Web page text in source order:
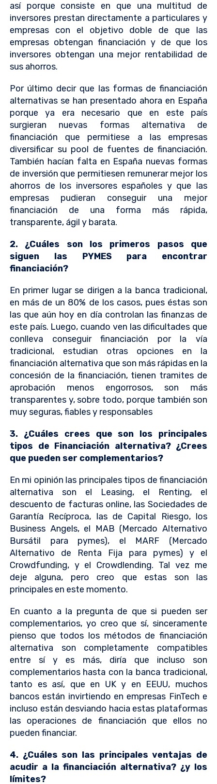
así porque consiste en que una multitud de
inversores prestan directamente a particulares y
empresas con el objetivo doble de que las
empresas obtengan financiación y de que los
inversores obtengan una mejor rentabilidad de
sus ahorros.
Por último decir que las formas de financiación
alternativas se han presentado ahora en España
porque ya era necesario que en este país
surgieran nuevas formas alternativa de
financiación que permitiese a las empresas
diversificar su pool de fuentes de financiación.
También hacían falta en España nuevas formas
de inversión que permitiesen remunerar mejor los
ahorros de los inversores españoles y que las
empresas pudieran conseguir una mejor
financiación de una forma más rápida,
transparente, ágil y barata.
2. ¿Cuáles son los primeros pasos que
siguen las PYMES para encontrar
financiación?
En primer lugar se dirigen a la banca tradicional,
en más de un 80% de los casos, pues éstas son
las que aún hoy en día controlan las finanzas de
este país. Luego, cuando ven las dificultades que
conlleva conseguir financiación por la vía
tradicional, estudian otras opciones en la
financiación alternativa que son más rápidas en la
concesión de la financiación, tienen tramites de
aprobación menos engorrosos, son más
transparentes y, sobre todo, porque también son
muy seguras, fiables y responsables
3. ¿Cuáles crees que son los principales
tipos de Financiación alternativa? ¿Crees
que pueden ser complementarios?
En mi opinión las principales tipos de financiación
alternativa son el Leasing, el Renting, el
descuento de facturas online, las Sociedades de
Garantía Recíproca, las de Capital Riesgo, los
Business Angels, el MAB (Mercado Alternativo
Bursátil para pymes), el MARF (Mercado
Alternativo de Renta Fija para pymes) y el
Crowdfunding, y el Crowdlending. Tal vez me
deje alguna, pero creo que estas son las
principales en este momento.
En cuanto a la pregunta de que si pueden ser
complementarios, yo creo que sí, sinceramente
pienso que todos los métodos de financiación
alternativa son completamente compatibles
entre sí y es más, diría que incluso son
complementarios hasta con la banca tradicional,
tanto es así, que en UK y en EEUU, muchos
bancos están invirtiendo en empresas FinTech e
incluso están desviando hacia estas plataformas
las operaciones de financiación que ellos no
pueden financiar.
4. ¿Cuáles son las principales ventajas de
acudir a la financiación alternativa? ¿y los
límites?